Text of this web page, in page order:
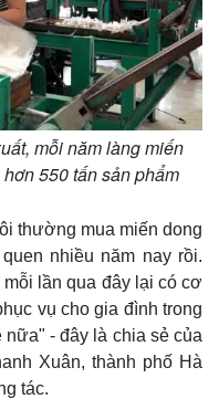
mỗi năm làng miến
550 tấn sản phẩm
thường mua miến dong
nhiều năm nay rồi.
lần qua đây lại có cơ
vụ cho gia đình trong
nữa" - đây là chia sẻ của
Xuân, thành phố Hà
tác.